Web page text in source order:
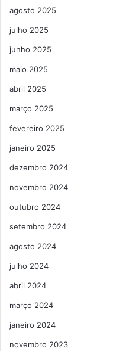
agosto 2025
julho 2025
junho 2025
maio 2025
abril 2025
março 2025
fevereiro 2025
janeiro 2025
dezembro 2024
novembro 2024
outubro 2024
setembro 2024
agosto 2024
julho 2024
abril 2024
março 2024
janeiro 2024
novembro 2023